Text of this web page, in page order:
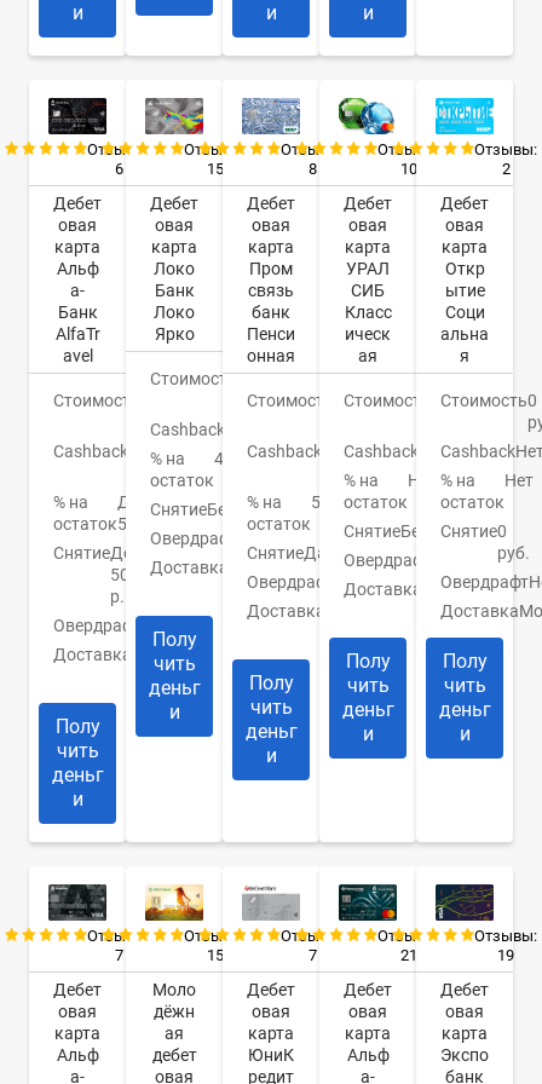
и
и
и
Отзывы:
6
Дебет
овая
карта
Альф
а-
Банк
AlfaTr
avel
Стоимость
руб.
Cashback
До
% на
остаток
До
5%
СнятиеДо
50000
р.
Овердрафт
Доставка
дней
Полу
чить
деньг
и
Отзывы:
15
Дебет
овая
карта
Локо
Банк
Локо
Ярко
Стоимость0
руб.
Cashback
% на
остаток
4,5%
СнятиеБесплатно
Овердрафт
Доставка
дней
Полу
чить
деньг
и
Отзывы:
8
Дебет
овая
карта
Пром
связь
банк
Пенси
онная
Стоимость
Cashback
До
% на
остаток
5%
СнятиеДа
Овердрафт
Нет
Доставка
Полу
чить
деньг
и
Отзывы:
10
Дебет
овая
карта
УРАЛ
СИБ
Класс
ическ
ая
Стоимость
599
Cashback
Баллы
% на
остаток
Нет
СнятиеБесплатно
Овердрафт
Доставка
банк
Полу
чить
деньг
и
Отзывы:
2
Дебет
овая
карта
Откр
ытие
Соци
альна
я
Стоимость0
Cashback
% на
остаток
Нет
Снятие0
руб.
Овердрафт
Доставка
Полу
чить
деньг
и
Отзывы:
7
Дебет
овая
карта
Альф
а-
Отзывы:
15
Моло
дёжн
ая
дебет
овая
Отзывы:
7
Дебет
овая
карта
ЮниК
редит
Отзывы:
21
Дебет
овая
карта
Альф
а-
Отзывы:
19
Дебет
овая
карта
Экспо
банк